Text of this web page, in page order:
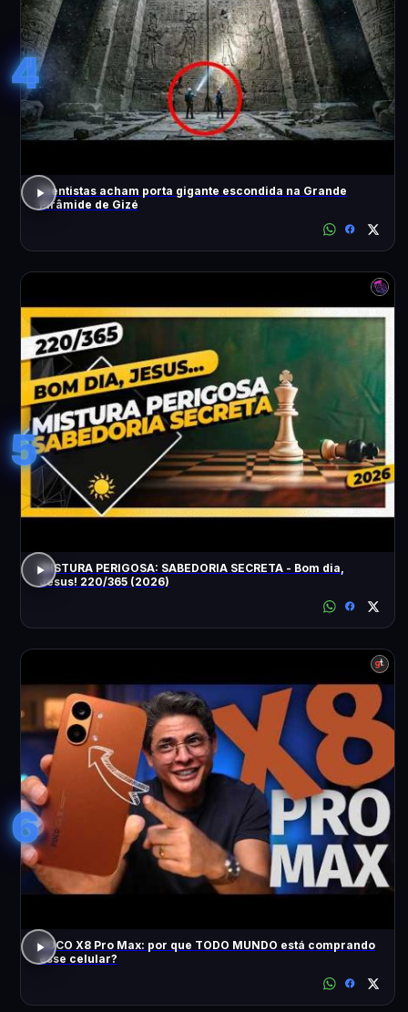
4
Cientistas acham porta gigante escondida na Grande
Pirâmide de Gizé
5
MISTURA PERIGOSA: SABEDORIA SECRETA - Bom dia,
Jesus! 220/365 (2026)
6
POCO X8 Pro Max: por que TODO MUNDO está comprando
esse celular?